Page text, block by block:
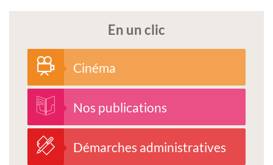
En un clic
Cinéma
Nos publications
Démarches administratives